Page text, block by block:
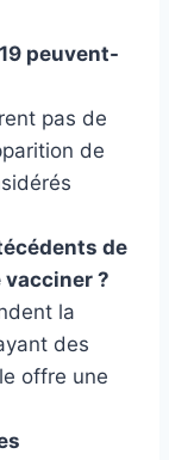
peuvent-
pas de
de
de
?
la
des
offre une